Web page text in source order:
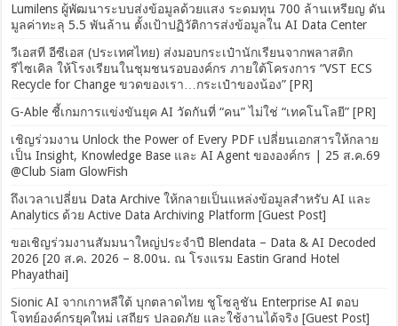
Lumilens ผู้พัฒนาระบบส่งข้อมูลด้วยแสง ระดมทุน 700 ล้านเหรียญ ดัน
มูลค่าทะลุ 5.5 พันล้าน ตั้งเป้าปฏิวัติการส่งข้อมูลใน AI Data Center
วีเอสที อีซีเอส (ประเทศไทย) ส่งมอบกระเป๋านักเรียนจากพลาสติก
รีไซเคิล ให้โรงเรียนในชุมชนรอบองค์กร ภายใต้โครงการ “VST ECS
Recycle for Change ขวดของเรา…กระเป๋าของน้อง” [PR]
G-Able ชี้เกมการแข่งขันยุค AI วัดกันที่ “คน” ไม่ใช่ “เทคโนโลยี” [PR]
เชิญร่วมงาน Unlock the Power of Every PDF เปลี่ยนเอกสารให้กลาย
เป็น Insight, Knowledge Base และ AI Agent ขององค์กร | 25 ส.ค.69
@Club Siam GlowFish
ถึงเวลาเปลี่ยน Data Archive ให้กลายเป็นแหล่งข้อมูลสำหรับ AI และ
Analytics ด้วย Active Data Archiving Platform [Guest Post]
ขอเชิญร่วมงานสัมมนาใหญ่ประจำปี Blendata – Data & AI Decoded
2026 [20 ส.ค. 2026 – 8.00น. ณ โรงแรม Eastin Grand Hotel
Phayathai]
Sionic AI จากเกาหลีใต้ บุกตลาดไทย ชูโซลูชัน Enterprise AI ตอบ
โจทย์องค์กรยุคใหม่ เสถียร ปลอดภัย และใช้งานได้จริง [Guest Post]